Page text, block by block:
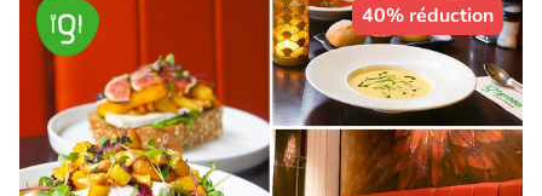
40% réduction